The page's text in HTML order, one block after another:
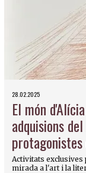
28.02.2025
El món
adquisions
Activitats exclusives
mirada a l'art i la